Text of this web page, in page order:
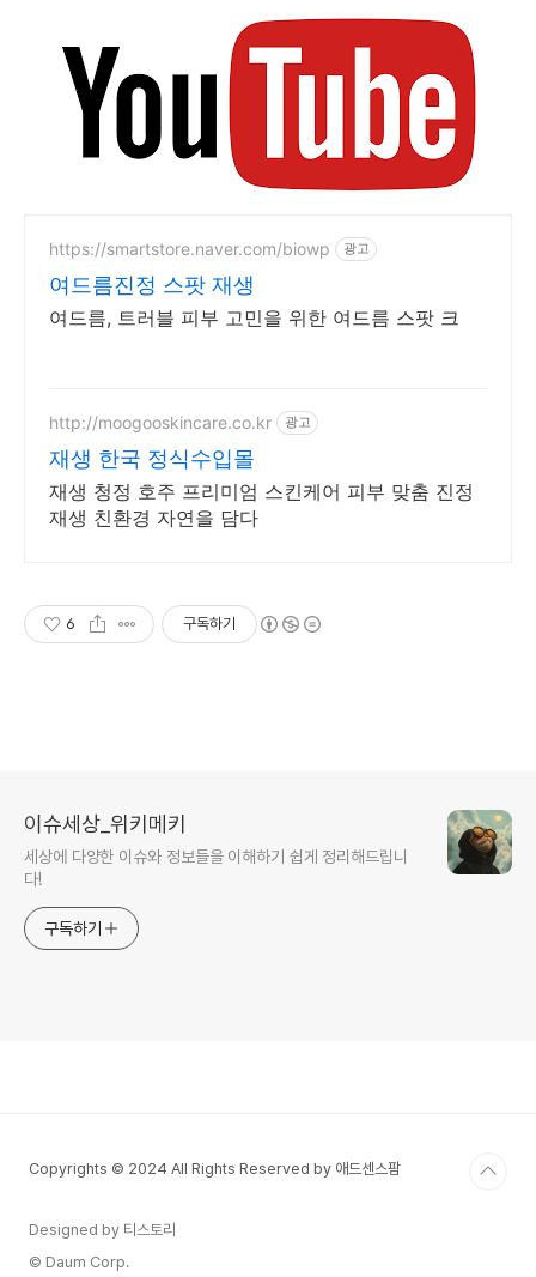
https://smartstore.naver.com/biowp 광고
여드름진정 스팟 재생
여드름, 트러블 피부 고민을 위한 여드름 스팟 크
http://moogooskincare.co.kr 광고
재생 한국 정식수입몰
재생 청정 호주 프리미엄 스킨케어 피부 맞춤 진정
재생 친환경 자연을 담다
6 구독하기
이슈세상_위키메키
세상에 다양한 이슈와 정보들을 이해하기 쉽게 정리해드립니
다!
구독하기
Copyrights © 2024 All Rights Reserved by 애드센스팜
Designed by 티스토리
© Daum Corp.